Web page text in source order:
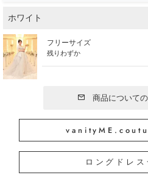
ホワイト
フリーサイズ
残りわずか
商品について
ロングドレ